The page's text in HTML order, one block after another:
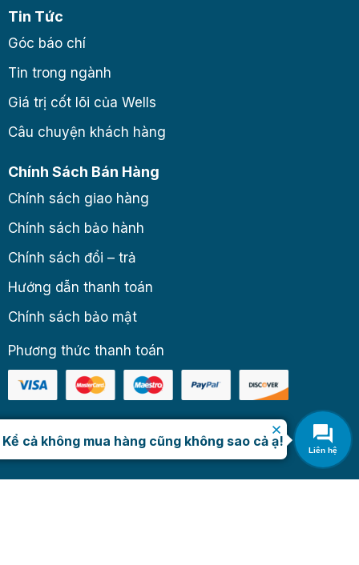
Tin Tức
Góc báo chí
Tin trong ngành
Giá trị cốt lõi của Wells
Câu chuyện khách hàng
Chính Sách Bán Hàng
Chính sách giao hàng
Chính sách bảo hành
Chính sách đổi – trả
Hướng dẫn thanh toán
Chính sách bảo mật
Phương thức thanh toán
Liên hệ
Kể cả không mua hàng cũng không sao cả ạ!